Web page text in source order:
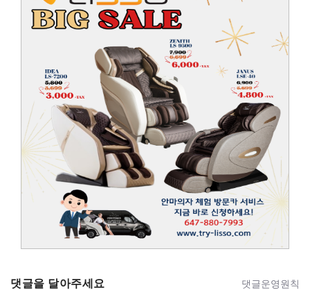
댓글을 달아주세요 댓글운영원칙